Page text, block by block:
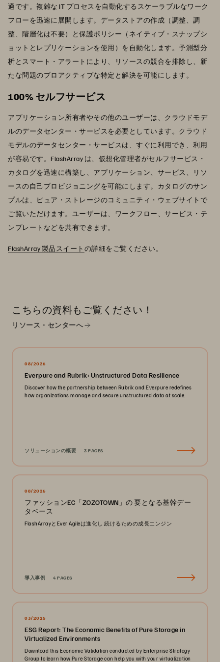
適です。複雑な IT プロセスを自動化するスケーラブルなワーク
フローを迅速に展開します。データストアの作成（調整、調
整、階層化は不要）と保護ポリシー（ネイティブ・スナップシ
ョットとレプリケーションを使用）を自動化します。予測型分
析とスマート・アラートにより、リソースの競合を排除し、新
たな問題のプロアクティブな特定と解決を可能にします。
100% セルフサービス
アプリケーション所有者やその他のユーザーは、クラウドモデ
ルのデータセンター・サービスを必要としています。クラウド
モデルのデータセンター・サービスは、すぐに利用でき、利用
が容易です。FlashArray は、仮想化管理者がセルフサービス・
カタログを迅速に構築し、アプリケーション、サービス、リソ
ースの自己プロビジョニングを可能にします。カタログのサン
プルは、ピュア・ストレージのコミュニティ・ウェブサイトで
ご覧いただけます。ユーザーは、ワークフロー、サービス・テ
ンプレートなどを共有できます。
FlashArray 製品スイート の詳細をご覧ください。
こちらの資料もご覧ください！
リソース・センターへ
08/2026
Everpure and Rubrik: Unstructured Data Resilience
Discover how the partnership between Rubrik and Everpure redefines
how organizations manage and secure unstructured data at scale.
ソリューションの概要 3 PAGES
08/2026
ファッションEC「ZOZOTOWN」の 要となる基幹デー
タベース
FlashArrayとEver Agileは進化し 続けるための成長エンジン
導入事例 4 PAGES
03/2025
ESG Report: The Economic Benefits of Pure Storage in
Virtualized Environments
Download this Economic Validation conducted by Enterprise Strategy
Group to learn how Pure Storage can help you with your virtualization